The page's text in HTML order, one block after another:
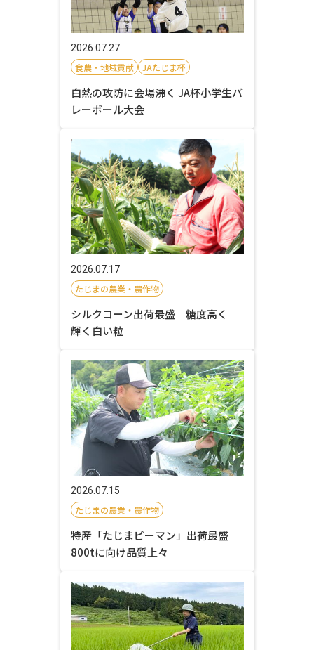
2026.07.27
食農・地域貢献 JAたじま杯
白熱の攻防に会場沸く JA杯小学生バ
レーボール大会
2026.07.17
たじまの農業・農作物
シルクコーン出荷最盛 糖度高く
輝く白い粒
2026.07.15
たじまの農業・農作物
特産「たじまピーマン」出荷最盛
800tに向け品質上々